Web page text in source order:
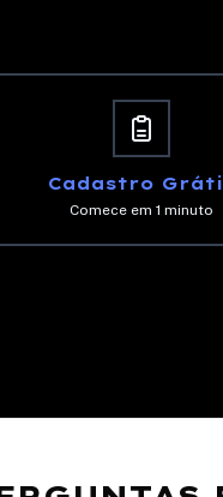
Cadastro
Comece em 1 minuto